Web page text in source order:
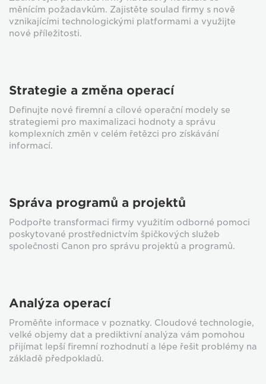
měnícím požadavkům. Zajistěte soulad firmy s nově
vznikajícími technologickými platformami a využijte
nové příležitosti.
Strategie a změna operací
Definujte nové firemní a cílové operační modely se
strategiemi pro maximalizaci hodnoty a správu
komplexních změn v celém řetězci pro získávání
informací.
Správa programů a projektů
Podpořte transformaci firmy využitím odborné pomoci
poskytované prostřednictvím špičkových služeb
společnosti Canon pro správu projektů a programů.
Analýza operací
Proměňte informace v poznatky. Cloudové technologie,
velké objemy dat a prediktivní analýza vám pomohou
přijímat lepší firemní rozhodnutí a lépe řešit problémy na
základě předpokladů.